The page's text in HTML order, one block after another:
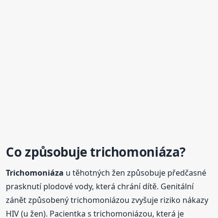
Co způsobujetrichomoniáza?
Trichomoniáza u těhotných žen způsobuje předčasné
prasknutí plodové vody, která chrání dítě. Genitální
zánět způsobený trichomoniázou zvyšuje riziko nákazy
HIV (u žen). Pacientka s trichomoniázou, která je